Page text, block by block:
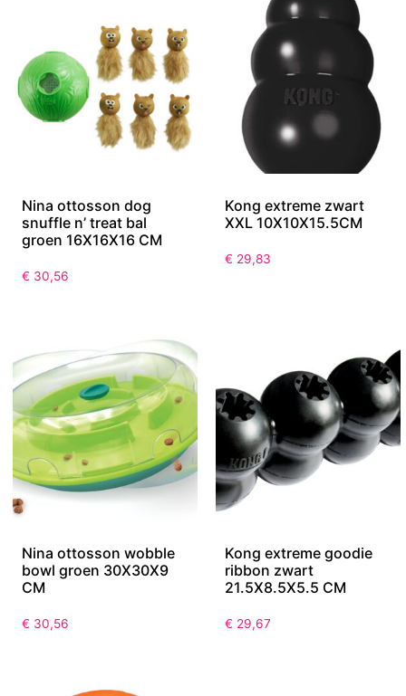
Nina ottosson dog
snuffle n’ treat bal
groen 16X16X16 CM
€ 30,56
Kong extreme zwart
XXL 10X10X15.5CM
€ 29,83
Nina ottosson wobble
bowl groen 30X30X9
CM
€ 30,56
Kong extreme goodie
ribbon zwart
21.5X8.5X5.5 CM
€ 29,67